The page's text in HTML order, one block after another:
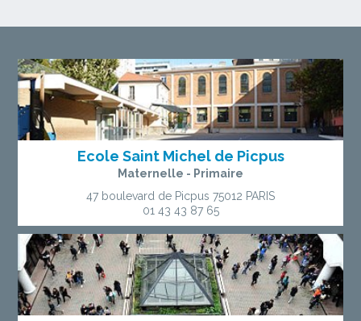
Ecole Saint Michel de Picpus
Maternelle - Primaire
47 boulevard de Picpus 75012 PARIS
01 43 43 87 65